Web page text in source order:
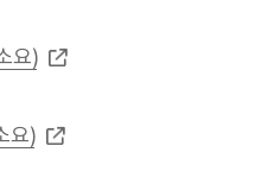
요)
요)